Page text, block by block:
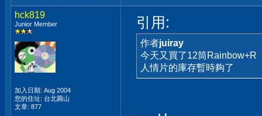
hck819
Junior Member
加入日期: Aug 2004
您的住址: 台北圓山
文章: 877
引用:
作者juiray
今天又買了12筒Rainbow+R
人情片的庫存暫時夠了